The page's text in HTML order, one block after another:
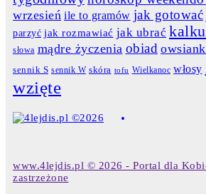
wrzesień ile to gramów jak gotować
parzyć jak rozmawiać jak ubrać
słowa mądre życzenia obiad
sennik S sennik W skóra tofu Wielkanoc włosy
wzięte
www.4lejdis.pl © 2026 - Portal dla
zastrzeżone